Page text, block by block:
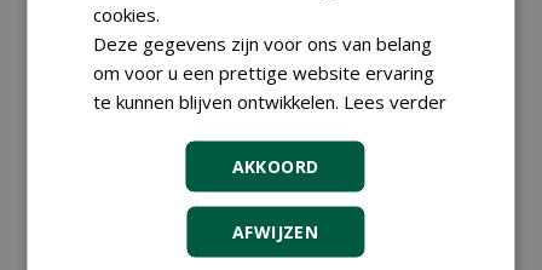
GREEN OUTLET
Iedereen kan gratis kleine advertenties
plaatsen via zijn eigen account.
Plaats een gratis advertentie
AGENDA
Vakdag 'All About Annuals'
cookies.
Deze gegevens zijn voor ons van belang
om voor u een prettige website ervaring
te kunnen blijven ontwikkelen. Lees verder
AKKOORD
AFWIJZEN